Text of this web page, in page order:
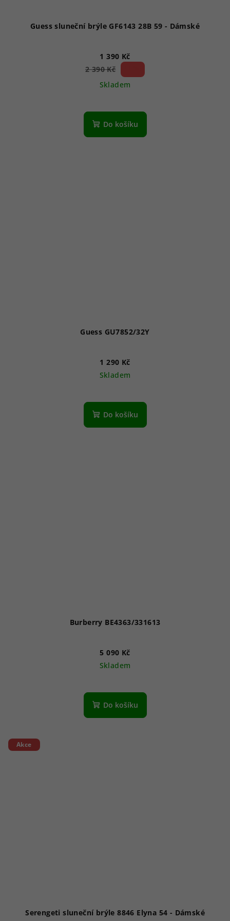
Guess sluneční brýle GF6143 28B 59 - Dámské
1 390 Kč
2 390 Kč
Skladem
Do košíku
Guess GU7852/32Y
1 290 Kč
Skladem
Do košíku
Burberry BE4363/331613
5 090 Kč
Skladem
Do košíku
Akce
Serengeti sluneční brýle 8846 Elyna 54 - Dámské